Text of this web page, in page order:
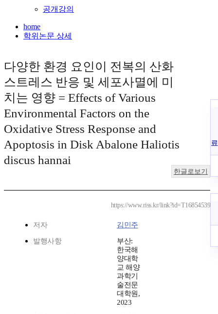
공개강의
home
학위논문 상세
다양한 환경 요인이 전복의 산화
스트레스 반응 및 세포사멸에 미
치는 영향 = Effects of Various
Environmental Factors on the
Oxidative Stress Response and
Apoptosis in Disk Abalone Haliotis
discus hannai
한글로보기
https://www.riss.kr/link?id=T16854539
저자 김민주
발행사항
부산:
한국해
양대학
교 해양
과학기
술전문
대학원,
2023
료